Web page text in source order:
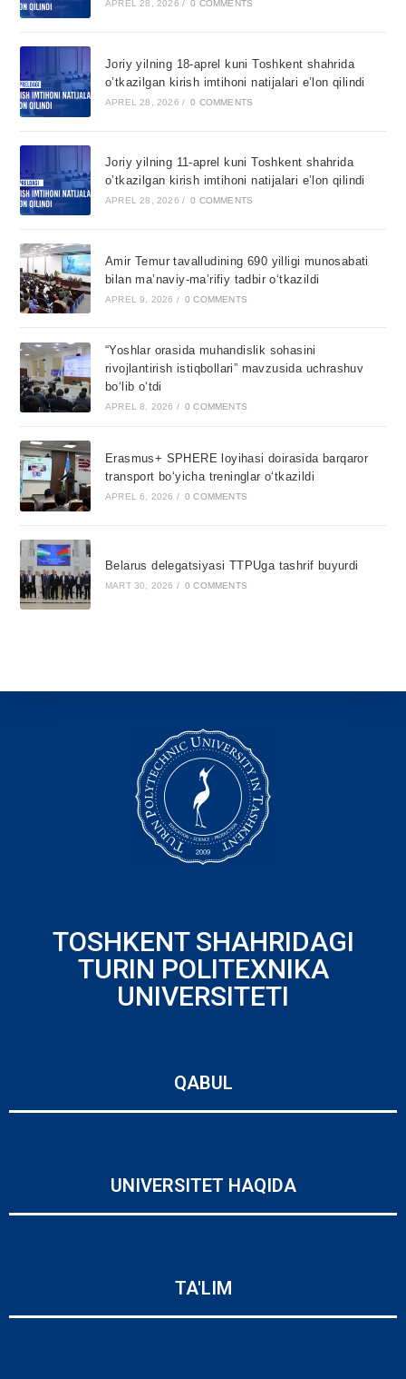
APREL 28, 2026 / 0 COMMENTS
Joriy yilning 18-aprel kuni Toshkent shahrida
o’tkazilgan kirish imtihoni natijalari e’lon qilindi
APREL 28, 2026 / 0 COMMENTS
Joriy yilning 11-aprel kuni Toshkent shahrida
o’tkazilgan kirish imtihoni natijalari e’lon qilindi
APREL 28, 2026 / 0 COMMENTS
Amir Temur tavalludining 690 yilligi munosabati
bilan ma’naviy-ma’rifiy tadbir o‘tkazildi
APREL 9, 2026 / 0 COMMENTS
“Yoshlar orasida muhandislik sohasini
rivojlantirish istiqbollari” mavzusida uchrashuv
bo‘lib o‘tdi
APREL 8, 2026 / 0 COMMENTS
Erasmus+ SPHERE loyihasi doirasida barqaror
transport bo‘yicha treninglar o‘tkazildi
APREL 6, 2026 / 0 COMMENTS
Belarus delegatsiyasi TTPUga tashrif buyurdi
MART 30, 2026 / 0 COMMENTS
TOSHKENT SHAHRIDAGI
TURIN POLITEXNIKA
UNIVERSITETI
QABUL
UNIVERSITET HAQIDA
TA'LIM